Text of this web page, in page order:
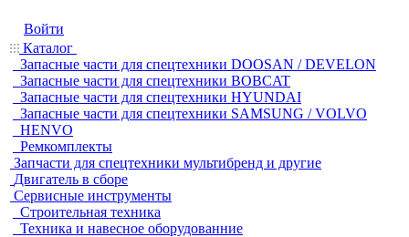
Войти
Каталог
Запасные части для спецтехники DOOSAN / DEVELON
Запасные части для спецтехники BOBCAT
Запасные части для спецтехники HYUNDAI
Запасные части для спецтехники SAMSUNG / VOLVO
HENVO
Ремкомплекты
Запчасти для спецтехники мультибренд и другие
Двигатель в сборе
Сервисные инструменты
Строительная техника
Техника и навесное оборудованние